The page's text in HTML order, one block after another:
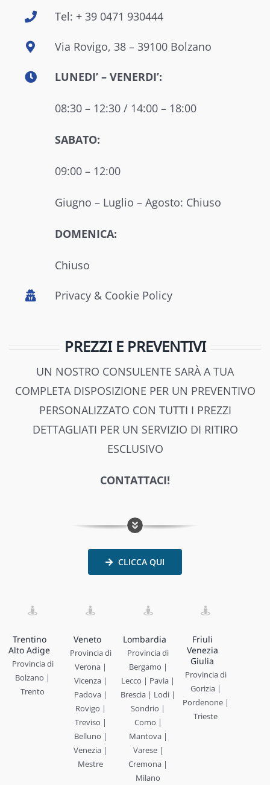
Tel: + 39 0471 930444
Via Rovigo, 38 – 39100 Bolzano
LUNEDI’ – VENERDI’:
08:30 – 12:30 / 14:00 – 18:00
SABATO:
09:00 – 12:00
Giugno – Luglio – Agosto: Chiuso
DOMENICA:
Chiuso
Privacy & Cookie Policy
PREZZI E PREVENTIVI
UN NOSTRO CONSULENTE SARÀ A TUA
COMPLETA DISPOSIZIONE PER UN PREVENTIVO
PERSONALIZZATO CON TUTTI I PREZZI
DETTAGLIATI PER UN SERVIZIO DI RITIRO
ESCLUSIVO
CONTATTACI!
CLICCA QUI
Trentino
Alto Adige
Provincia di
Bolzano |
Trento
Veneto
Provincia di
Verona |
Vicenza |
Padova |
Rovigo |
Treviso |
Belluno |
Venezia |
Mestre
Lombardia
Provincia di
Bergamo |
Lecco | Pavia |
Brescia | Lodi |
Sondrio |
Como |
Mantova |
Varese |
Cremona |
Milano
Friuli
Venezia
Giulia
Provincia di
Gorizia |
Pordenone |
Trieste